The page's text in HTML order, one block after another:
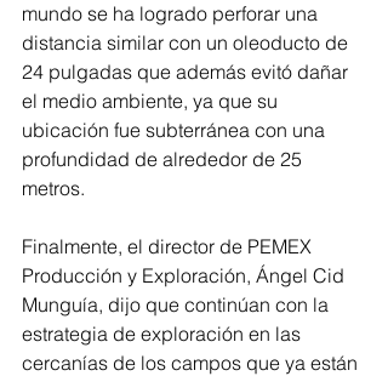
mundo se ha logrado perforar una
distancia similar con un oleoducto de
24 pulgadas que además evitó dañar
el medio ambiente, ya que su
ubicación fue subterránea con una
profundidad de alrededor de 25
metros.
Finalmente, el director de PEMEX
Producción y Exploración, Ángel Cid
Munguía, dijo que continúan con la
estrategia de exploración en las
cercanías de los campos que ya están